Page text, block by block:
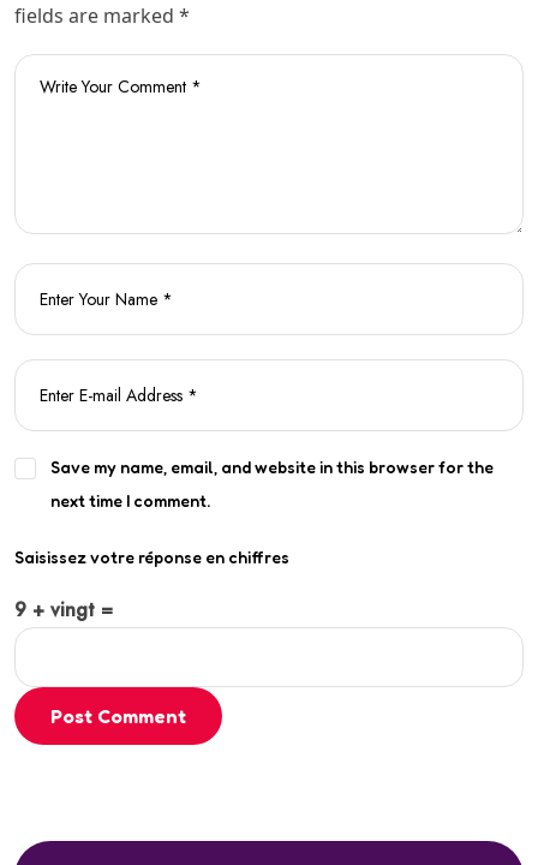
fields are marked *
Save my name, email, and website in this browser for the
next time I comment.
Saisissez votre réponse en chiffres
9 + vingt =
Post Comment